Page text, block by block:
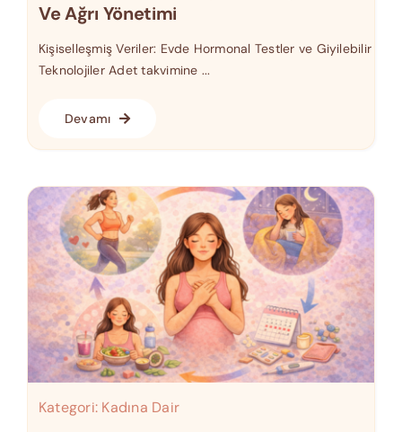
Ve Ağrı Yönetimi
Kişiselleşmiş Veriler: Evde Hormonal Testler ve Giyilebilir
Teknolojiler Adet takvimine ...
Devamı
Kategori: Kadına Dair